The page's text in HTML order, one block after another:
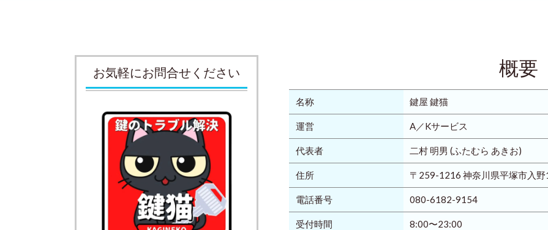
概要
名称 鍵屋 鍵猫
運営 A／Kサービス
代表者 二村 明男 (ふたむら あきお)
住所 〒259-1216 神奈川県平塚市入
電話番号 080-6182-9154
受付時間 8:00〜23:00
お気軽にお問合せください